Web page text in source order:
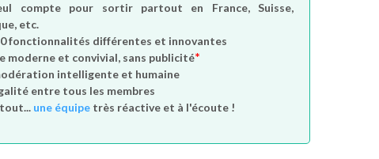
comptepour sortir partout en France, Suisse,
etc.
fonctionnalités différentes et innovantes
moderne et convivial, sans publicité*
intelligente et humaine
entre tous les membres
une équipe très réactive et à l'écoute !